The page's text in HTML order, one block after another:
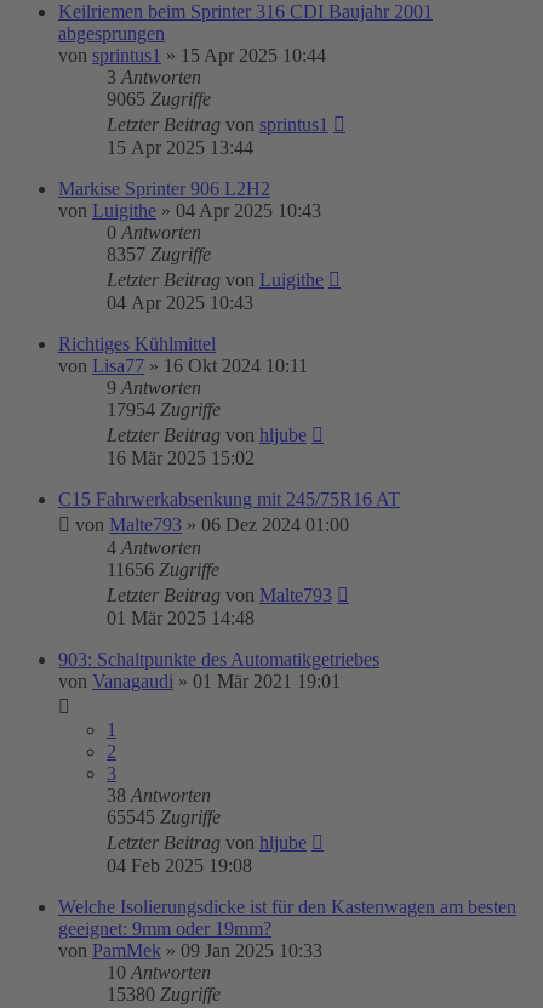
Keilriemen beim Sprinter 316 CDI Baujahr 2001
abgesprungen
von sprintus1 » 15 Apr 2025 10:44
3 Antworten
9065 Zugriffe
Letzter Beitrag von sprintus1
15 Apr 2025 13:44
Markise Sprinter 906 L2H2
von Luigithe » 04 Apr 2025 10:43
0 Antworten
8357 Zugriffe
Letzter Beitrag von Luigithe
04 Apr 2025 10:43
Richtiges Kühlmittel
von Lisa77 » 16 Okt 2024 10:11
9 Antworten
17954 Zugriffe
Letzter Beitrag von hljube
16 Mär 2025 15:02
C15 Fahrwerkabsenkung mit 245/75R16 AT
von Malte793 » 06 Dez 2024 01:00
4 Antworten
11656 Zugriffe
Letzter Beitrag von Malte793
01 Mär 2025 14:48
903: Schaltpunkte des Automatikgetriebes
von Vanagaudi » 01 Mär 2021 19:01
1
2
3
38 Antworten
65545 Zugriffe
Letzter Beitrag von hljube
04 Feb 2025 19:08
Welche Isolierungsdicke ist für den Kastenwagen am besten
geeignet: 9mm oder 19mm?
von PamMek » 09 Jan 2025 10:33
10 Antworten
15380 Zugriffe